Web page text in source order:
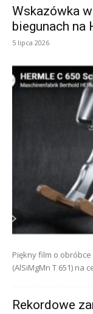
Wskazówka
biegunach na
5 lipca 2026
Piękny film o
(AlSiMgMn T 651) na
Rekordowe